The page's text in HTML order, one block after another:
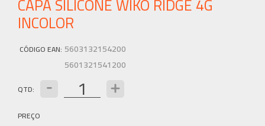
INCOLOR
CÓDIGO EAN: 5603132154200
5601321541200
QTD:
PREÇO